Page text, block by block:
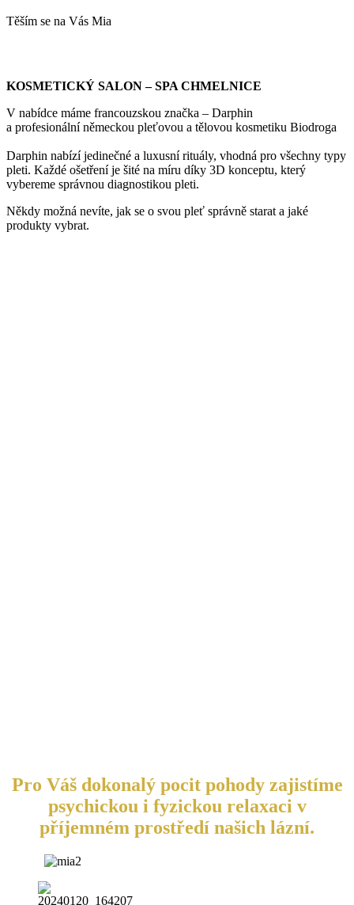
Těším se na Vás Mia
KOSMETICKÝ SALON – SPA CHMELNICE
V nabídce máme francouzskou značka – Darphin
a profesionální německou pleťovou a tělovou kosmetiku Biodroga
Darphin nabízí jedinečné a luxusní rituály, vhodná pro všechny typy
pleti. Každé ošetření je šité na míru díky 3D konceptu, který
vybereme správnou diagnostikou pleti.
Někdy možná nevíte, jak se o svou pleť správně starat a jaké
produkty vybrat.
Pro Váš dokonalý pocit pohody zajistíme
psychickou i fyzickou relaxaci v
příjemném prostředí našich lázní.